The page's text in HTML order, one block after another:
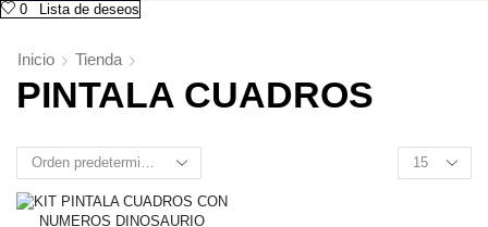
0 Lista de deseos
Inicio Tienda
PINTALA CUADROS
Products
per